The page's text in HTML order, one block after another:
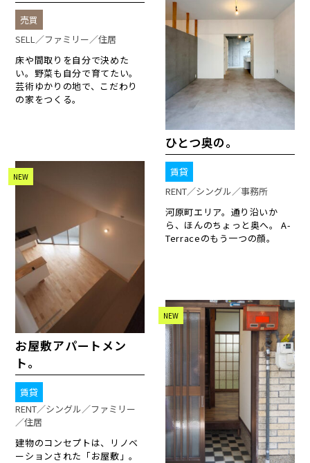
売買
SELL／ファミリー／住居
床や間取りを自分で決めた
い。野菜も自分で育てたい。
芸術ゆかりの地で、こだわり
の家をつくる。
ひとつ奥の。
賃貸
RENT／シングル／事務所
河原町エリア。通り沿いか
ら、ほんのちょっと奥へ。 A-
Terraceのもう一つの顔。
NEW
お屋敷アパートメン
ト。
賃貸
RENT／シングル／ファミリー
／住居
建物のコンセプトは、リノベ
ーションされた「お屋敷」。
NEW